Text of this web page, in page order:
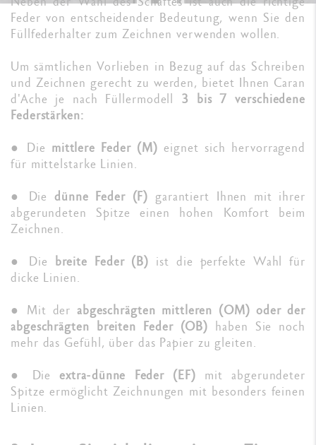
Feder von entscheidender Bedeutung, wenn Sie den
Füllfederhalter zum Zeichnen verwenden wollen.
Um sämtlichen Vorlieben in Bezug auf das Schreiben
und Zeichnen gerecht zu werden, bietet Ihnen Caran
d'Ache je nach Füllermodell 3 bis 7 verschiedene
Federstärken:
● Die mittlere Feder (M) eignet sich hervorragend
für mittelstarke Linien.
● Die dünne Feder (F) garantiert Ihnen mit ihrer
abgerundeten Spitze einen hohen Komfort beim
Zeichnen.
● Die breite Feder (B) ist die perfekte Wahl für
dicke Linien.
● Mit der abgeschrägten mittleren (OM) oder der
abgeschrägten breiten Feder (OB) haben Sie noch
mehr das Gefühl, über das Papier zu gleiten.
● Dieextra-dünne Feder (EF) mit abgerundeter
Spitze ermöglicht Zeichnungen mit besonders feinen
Linien.